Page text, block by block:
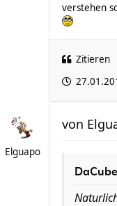
verstehen
Zitieren
Elguapo
von